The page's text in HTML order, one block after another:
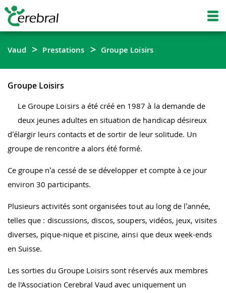
Vaud Prestations Groupe Loisirs
Groupe Loisirs
Le Groupe Loisirs a été créé en 1987 à la demande de
deux jeunes adultes en situation de handicap désireux
d’élargir leurs contacts et de sortir de leur solitude. Un
groupe de rencontre a alors été formé.
Ce groupe n’a cessé de se développer et compte à ce jour
environ 30 participants.
Plusieurs activités sont organisées tout au long de l’année,
telles que : discussions, discos, soupers, vidéos, jeux, visites
diverses, pique-nique et piscine, ainsi que deux week-ends
en Suisse.
Les sorties du Groupe Loisirs sont réservés aux membres
de l'Association Cerebral Vaud avec uniquement un